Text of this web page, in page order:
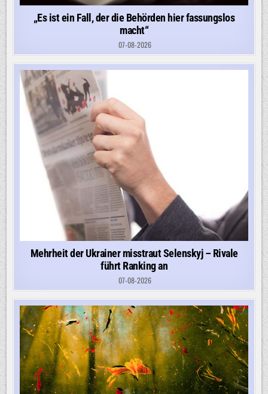
„Es ist ein Fall, der die Behörden hier fassungslos
macht“
07-08-2026
Mehrheit der Ukrainer misstraut Selenskyj – Rivale
führt Ranking an
07-08-2026